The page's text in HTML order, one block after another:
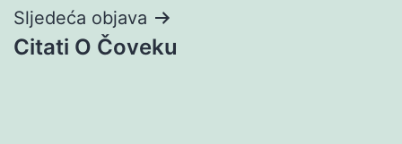
Sljedeća objava
Citati O Čoveku